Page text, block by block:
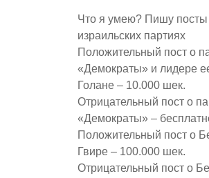
Что я умею? Пишу посты
израильских партиях
Положительный пост о
«Демократы» и лидере
Голане – 10.000 шек.
Отрицательный пост о
«Демократы» –
Положительный пост о
Гвире – 100.000 шек.
Отрицательный пост о